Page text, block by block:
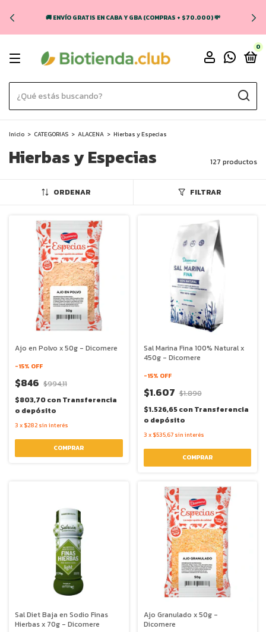
🚚 ENVÍO GRATIS EN CABA Y GBA (COMPRAS + $70.000) 💸
0
Inicio > CATEGORIAS > ALACENA > Hierbas y Especias
Hierbas y Especias 127 productos
ORDENAR FILTRAR
Ajo en Polvo x 50g - Dicomere
-15% OFF
$846 $994,11
$803,70conTransferencia
o depósito
3 x $282 sin interés
Sal Marina Fina 100% Natural x
450g - Dicomere
-15% OFF
$1.607 $1.890
$1.526,65conTransferencia
o depósito
3 x $535,67 sin interés
Sal Diet Baja en Sodio Finas
Hierbas x 70g - Dicomere
Ajo Granulado x 50g -
Dicomere